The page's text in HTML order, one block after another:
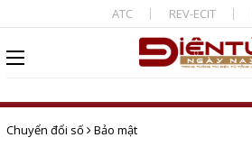
ATC REV-ECIT
Chuyển đổi số Bảo mật